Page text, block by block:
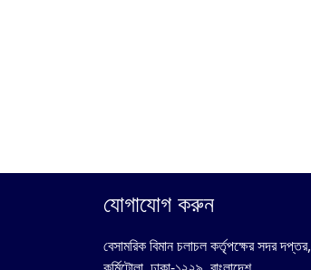
যোগাযোগ করুন
বেসামরিক বিমান চলাচল কর্তৃপক্ষের সদর দপ্তর,